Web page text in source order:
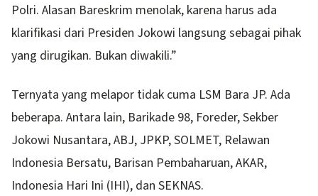
Polri. Alasan Bareskrim menolak, karena harus ada
klarifikasi dari Presiden Jokowi langsung sebagai pihak
yang dirugikan. Bukan diwakili.”
Ternyata yang melapor tidak cuma LSM Bara JP. Ada
beberapa. Antara lain, Barikade 98, Foreder, Sekber
Jokowi Nusantara, ABJ, JPKP, SOLMET, Relawan
Indonesia Bersatu, Barisan Pembaharuan, AKAR,
Indonesia Hari Ini (IHI), dan SEKNAS.